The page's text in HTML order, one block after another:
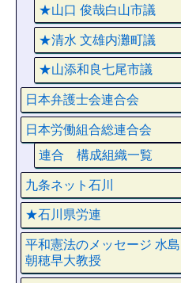
★山口 俊哉白山市議
★清水 文雄内灘町議
★山添和良七尾市議
日本弁護士会連合会
日本労働組合総連合会
連合 構成組織一覧
九条ネット石川
★石川県労連
平和憲法のメッセージ 水島
朝穂早大教授